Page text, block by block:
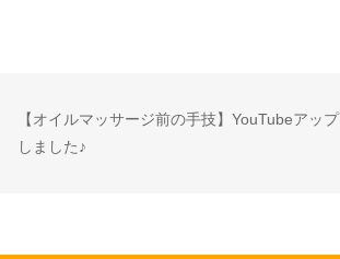
【オイルマッサージ前の手技】YouTubeアップ
しました♪